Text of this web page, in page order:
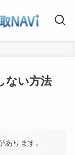
ない方法
あります。